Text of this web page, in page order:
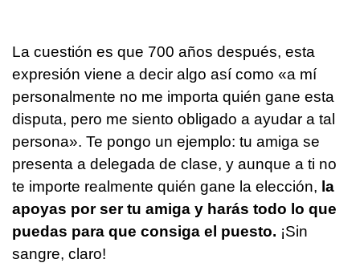
La cuestión es que 700 años después, esta
expresión viene a decir algo así como «a mí
personalmente no me importa quién gane esta
disputa, pero me siento obligado a ayudar a tal
persona». Te pongo un ejemplo: tu amiga se
presenta a delegada de clase, y aunque a ti no
te importe realmente quién gane la elección, la
apoyas por ser tu amiga y harás todo lo que
puedas para que consiga el puesto. ¡Sin
sangre, claro!